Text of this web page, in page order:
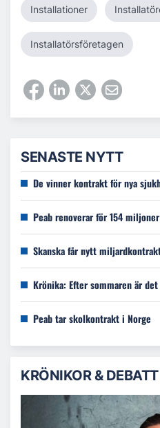
Installationer
Installatörsföretagen
SENASTE NYTT
De vinner kontrakt för nya
Peab renoverar för 154
Skanska får nytt
Krönika: Efter sommaren är
Peab tar skolkontrakt i Norge
KRÖNIKOR & DEBATT